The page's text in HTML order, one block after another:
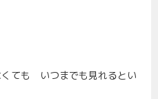
ても いつまでも見れるとい